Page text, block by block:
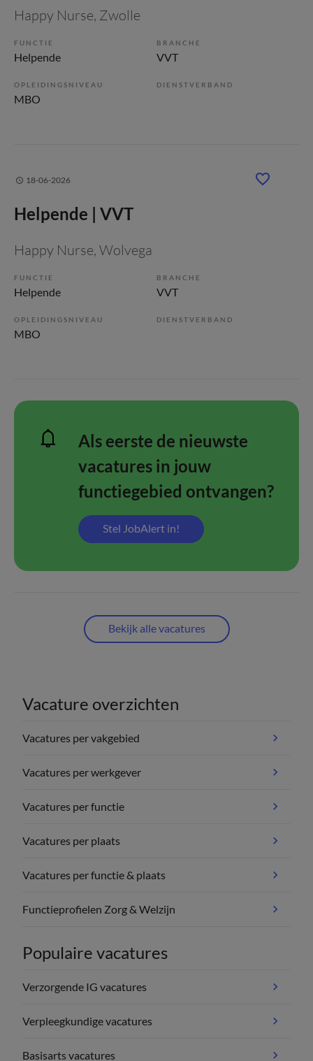
Happy Nurse, Zwolle
FUNCTIE
Helpende
BRANCHE
VVT
OPLEIDINGSNIVEAU
MBO
DIENSTVERBAND
18-06-2026
Helpende | VVT
Happy Nurse, Wolvega
FUNCTIE
Helpende
BRANCHE
VVT
OPLEIDINGSNIVEAU
MBO
DIENSTVERBAND
Als eerste de nieuwste
vacatures in jouw
functiegebied ontvangen?
Stel JobAlert in!
Bekijk alle vacatures
Vacature overzichten
Vacatures per vakgebied
Vacatures per werkgever
Vacatures per functie
Vacatures per plaats
Vacatures per functie & plaats
Functieprofielen Zorg & Welzijn
Populaire vacatures
Verzorgende IG vacatures
Verpleegkundige vacatures
Basisarts vacatures